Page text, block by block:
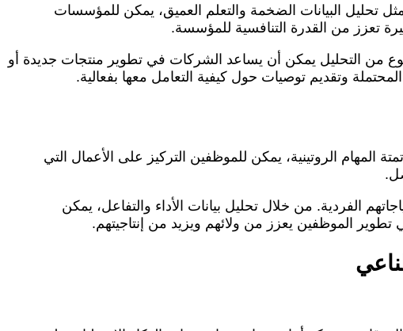
تحليل البيانات الضخمة والتعلم العميق، يمكن للمؤسسات
تعزز من القدرة التنافسية للمؤسسة.
من التحليل يمكن أن يساعد الشركات في تطوير منتجات جديدة أو
وتقديم توصيات حول كيفية التعامل معها بفعالية.
المهام الروتينية، يمكن للموظفين التركيز على الأعمال التي
الفردية. من خلال تحليل بيانات الأداء والتفاعل، يمكن
الموظفين يعزز من ولائهم ويزيد من إنتاجيتهم.